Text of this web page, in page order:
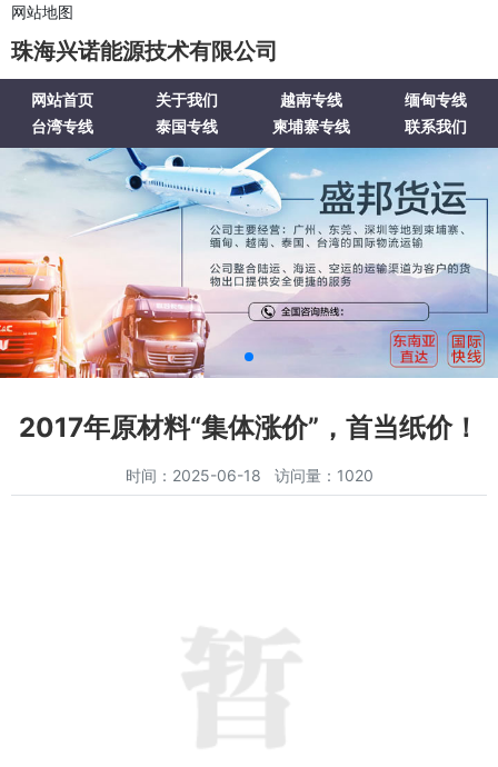
网站地图
珠海兴诺能源技术有限公司
网站首页 关于我们 越南专线
缅甸专线
台湾专线
泰国专线 柬埔寨专线 联系我们
2017年原材料“集体涨价”，首当纸价！
时间：2025-06-18 访问量：1020